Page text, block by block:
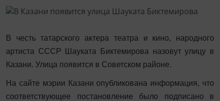
В честь татарского актера театра и кино, народного
артиста СССР Шауката Биктемирова назовут улицу в
Казани. Улица появится в Советском районе.
На сайте мэрии Казани опубликована информация, что
соответствующее постановление было подписано в